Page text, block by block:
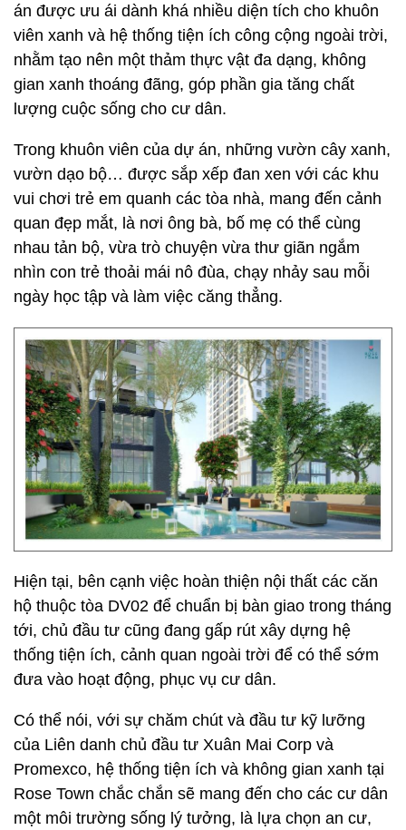
án được ưu ái dành khá nhiều diện tích cho khuôn
viên xanh và hệ thống tiện ích công cộng ngoài trời,
nhằm tạo nên một thảm thực vật đa dạng, không
gian xanh thoáng đãng, góp phần gia tăng chất
lượng cuộc sống cho cư dân.
Trong khuôn viên của dự án, những vườn cây xanh,
vườn dạo bộ… được sắp xếp đan xen với các khu
vui chơi trẻ em quanh các tòa nhà, mang đến cảnh
quan đẹp mắt, là nơi ông bà, bố mẹ có thể cùng
nhau tản bộ, vừa trò chuyện vừa thư giãn ngắm
nhìn con trẻ thoải mái nô đùa, chạy nhảy sau mỗi
ngày học tập và làm việc căng thẳng.
Hiện tại, bên cạnh việc hoàn thiện nội thất các căn
hộ thuộc tòa DV02 để chuẩn bị bàn giao trong tháng
tới, chủ đầu tư cũng đang gấp rút xây dựng hệ
thống tiện ích, cảnh quan ngoài trời để có thể sớm
đưa vào hoạt động, phục vụ cư dân.
Có thể nói, với sự chăm chút và đầu tư kỹ lưỡng
của Liên danh chủ đầu tư Xuân Mai Corp và
Promexco, hệ thống tiện ích và không gian xanh tại
Rose Town chắc chắn sẽ mang đến cho các cư dân
một môi trường sống lý tưởng, là lựa chọn an cư,